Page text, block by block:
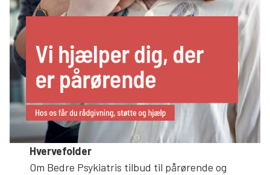
Hvervefolder
Om Bedre Psykiatris tilbud til pårørende og